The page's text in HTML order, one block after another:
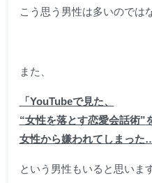
こう思う男性は多いのでは
また、
「YouTubeで見た、
“女性を落とす恋愛会話術”
女性から嫌われてしまった…
という男性もいると思います